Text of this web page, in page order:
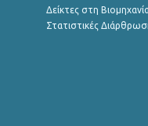
Δείκτες στη
Στατιστικές